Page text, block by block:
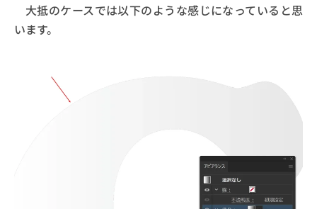
大抵のケースでは以下のような感じになっていると思
います。